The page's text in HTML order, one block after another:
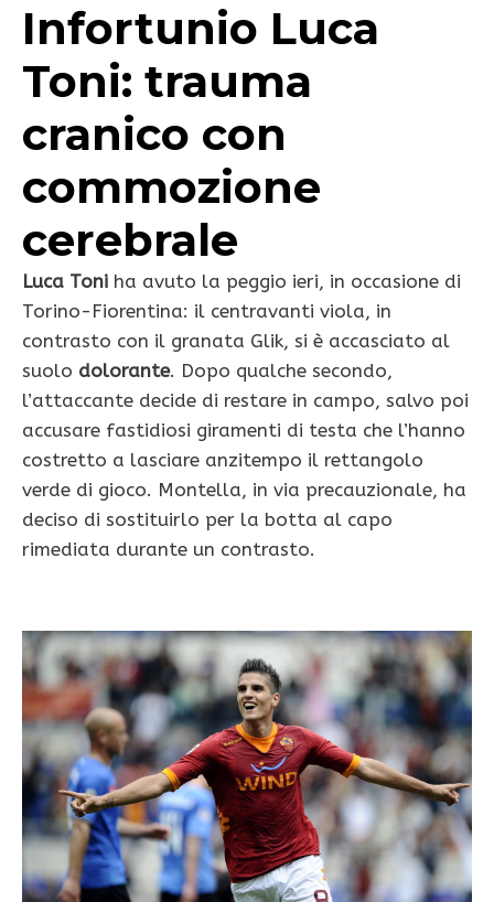
Infortunio Luca
Toni: trauma
cranico con
commozione
cerebrale
Luca Toni ha avuto la peggio ieri, in occasione di
Torino-Fiorentina: il centravanti viola, in
contrasto con il granata Glik, si è accasciato al
suolo dolorante. Dopo qualche secondo,
l’attaccante decide di restare in campo, salvo poi
accusare fastidiosi giramenti di testa che l’hanno
costretto a lasciare anzitempo il rettangolo
verde di gioco. Montella, in via precauzionale, ha
deciso di sostituirlo per la botta al capo
rimediata durante un contrasto.